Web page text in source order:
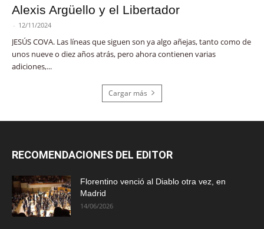
Alexis Argüello y el Libertador
- 12/11/2024
JESÚS COVA. Las líneas que siguen son ya algo añejas, tanto como de
unos nueve o diez años atrás, pero ahora contienen varias
adiciones,...
Cargar más
RECOMENDACIONES DEL EDITOR
Florentino venció al Diablo otra vez, en
Madrid
14/06/2026